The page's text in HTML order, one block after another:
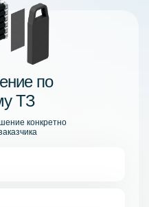
по
ТЗ
конкретно